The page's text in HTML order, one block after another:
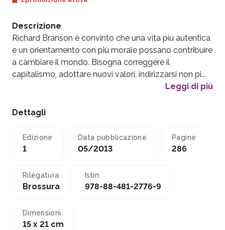
Descrizione
Richard Branson è convinto che una vita più autentica
e un orientamento con più morale possano contribuire
a cambiare il mondo. Bisogna correggere il
capitalismo, adottare nuovi valori, indirizzarsi non pi...
Leggi di più
Dettagli
Edizione
1
Data pubblicazione
05/2013
Pagine
286
Rilegatura
Brossura
Isbn
978-88-481-2776-9
Dimensioni
15 x 21 cm